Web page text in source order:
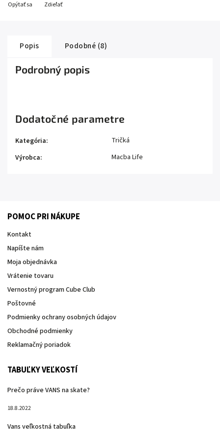
Opýtať sa Zdieľať
Popis Podobné (8)
Podrobný popis
Dodatočné parametre
Kategória:
Tričká
Výrobca: Macba Life
POMOC PRI NÁKUPE
Kontakt
Napíšte nám
Moja objednávka
Vrátenie tovaru
Vernostný program Cube Club
Poštovné
Podmienky ochrany osobných údajov
Obchodné podmienky
Reklamačný poriadok
TABUĽKY VEĽKOSTÍ
Prečo práve VANS na skate?
18.8.2022
Vans veľkostná tabuľka